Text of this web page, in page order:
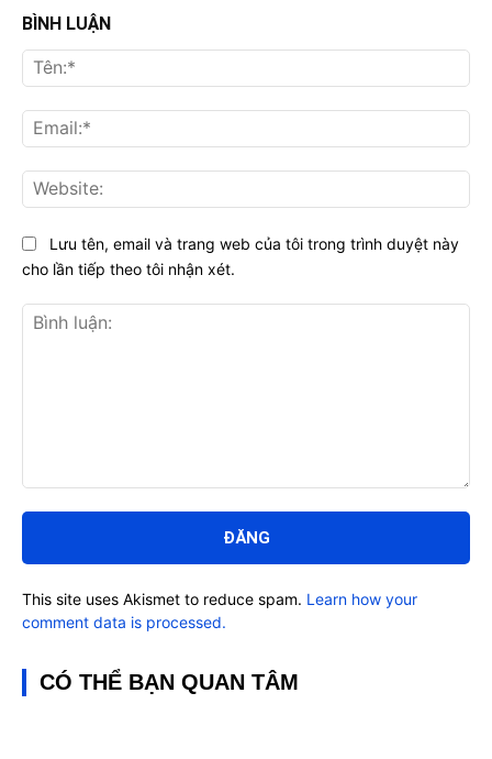
BÌNH LUẬN
luận:
Lưu tên, email và trang web của tôi trong trình duyệt này
cho lần tiếp theo tôi nhận xét.
This site uses Akismet to reduce spam. Learn how your
comment data is processed.
CÓ THỂ BẠN QUAN TÂM